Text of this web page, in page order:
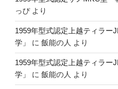
っぴより
1959年型式認定上越ティラー
学」
に 飯能の人 より
1959年型式認定上越ティラー
学」
に 飯能の人 より